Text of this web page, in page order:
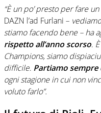
“È un po’ presto per fare
DAZN l’ad Furlani –
stiamo facendo bene – ha
rispetto all’anno scorso.
Champions, siamo
difficile. Partiamo sempre
ogni stagione in cui non
voluto farlo”.